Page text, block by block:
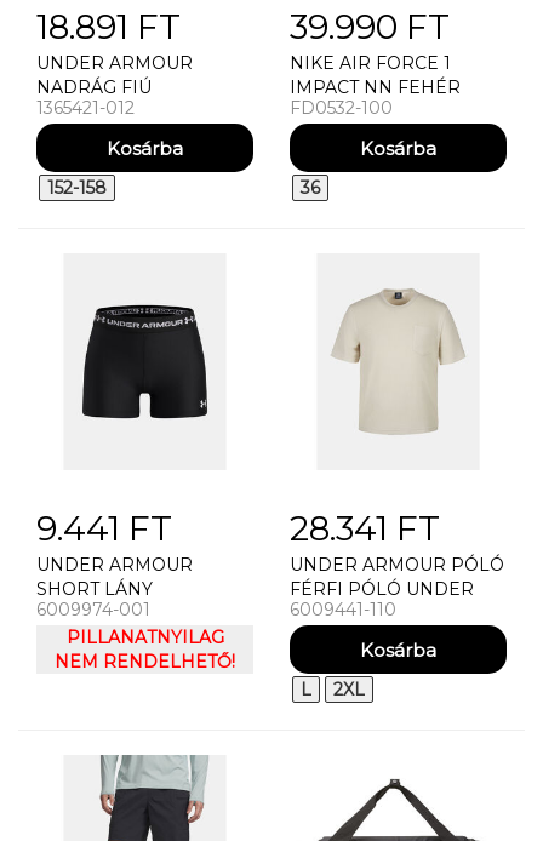
18.891 FT
UNDER ARMOUR
NADRÁG FIÚ
MELEGÍTÕNADRÁG
UNDER ARMOUR Y
CHALLENGER
TRAINING PANT
1365421-012
152-158
39.990 FT
NIKE AIR FORCE 1
IMPACT NN FEHÉR
UTCAI CIPŐ
FD0532-100
36
9.441 FT
UNDER ARMOUR
SHORT LÁNY
RÖVIDNADRÁG UNDER
ARMOUR HEATGEAR
SHORTY
6009974-001
PILLANATNYILAG
NEM RENDELHETŐ!
28.341 FT
UNDER ARMOUR PÓLÓ
FÉRFI PÓLÓ UNDER
ARMOUR UA ICON SW
TERRY SS
6009441-110
L 2XL